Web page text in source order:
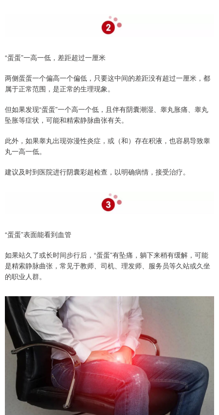
“蛋蛋”一高一低，差距超过一厘米
两侧蛋蛋一个偏高一个偏低，只要这中间的差距没有超过一厘米，都
属于正常范围，是正常的生理现象。
但如果发现“蛋蛋”一个高一个低，且伴有阴囊潮湿、睾丸胀痛、睾丸
坠胀等症状，可能和精索静脉曲张有关。
此外，如果睾丸出现弥漫性炎症，或（和）存在积液，也容易导致睾
丸一高一低。
建议及时到医院进行阴囊彩超检查，以明确病情，接受治疗。
“蛋蛋”表面能看到血管
如果站久了或长时间步行后，“蛋蛋”有坠痛，躺下来稍有缓解，可能
是精索静脉曲张，常见于教师、司机、理发师、服务员等久站或久坐
的职业人群。